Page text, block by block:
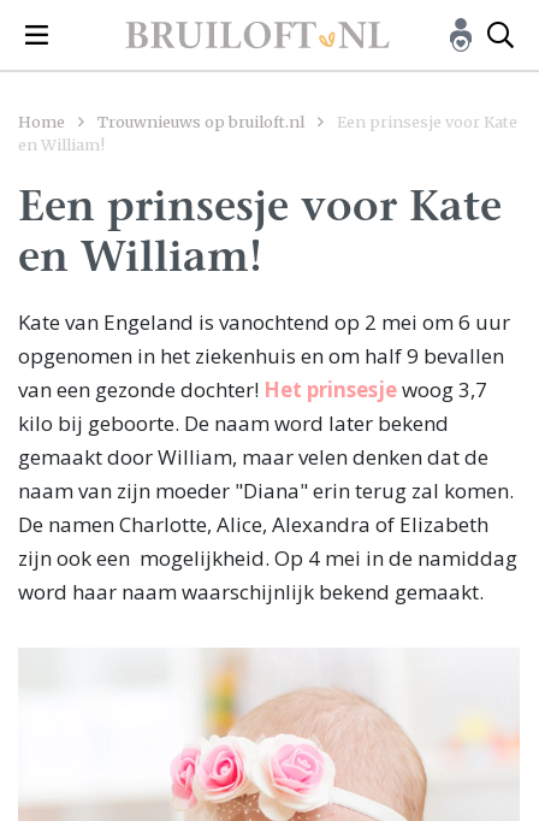
Home Trouwnieuws op bruiloft.nl
Een prinsesje voor Kate
en William!
Een prinsesje voor Kate
en William!
Kate van Engeland is vanochtend op 2 mei om 6 uur
opgenomen in het ziekenhuis en om half 9 bevallen
van een gezonde dochter! Het prinsesjewoog 3,7
kilo bij geboorte. De naam word later bekend
gemaakt door William, maar velen denken dat de
naam van zijn moeder "Diana" erin terug zal komen.
De namen Charlotte, Alice, Alexandra of Elizabeth
zijn ook een mogelijkheid. Op 4 mei in de namiddag
word haar naam waarschijnlijk bekend gemaakt.